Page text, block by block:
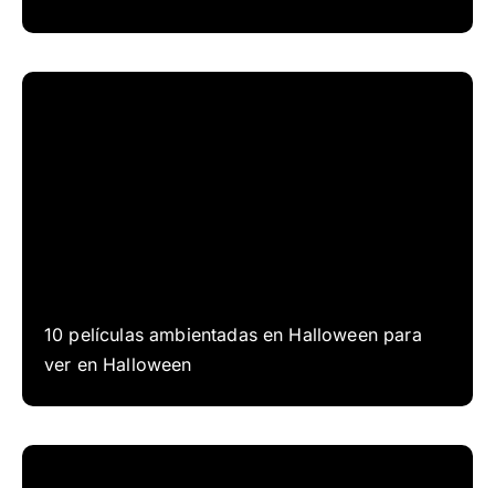
10 películas ambientadas en Halloween para
ver en Halloween